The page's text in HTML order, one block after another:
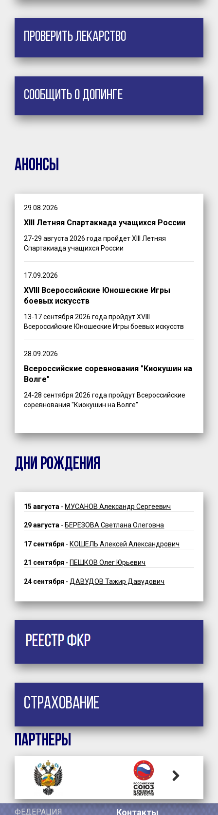
Проверить лекарство
Сообщить о допинге
Анонсы
29.08.2026
XIII Летняя Спартакиада учащихся России
27-29 августа 2026 года пройдет XIII Летняя
Спартакиада учащихся России
17.09.2026
XVIII Всероссийские Юношеские Игры
боевых искусств
13-17 сентября 2026 года пройдут XVIII
Всероссийские Юношеские Игры боевых искусств
28.09.2026
Всероссийские соревнования "Киокушин на
Волге"
24-28 сентября 2026 года пройдут Всероссийские
соревнования "Киокушин на Волге"
ДНИ РОЖДЕНИЯ
15 августа - МУСАНОВ Александр Сергеевич
29 августа - БЕРЕЗОВА Светлана Олеговна
17 сентября - КОШЕЛЬ Алексей Александрович
21 сентября - ПЕШКОВ Олег Юрьевич
24 сентября - ДАВУДОВ Тажир Давудович
Страхование
Партнеры
ФЕДЕРАЦИЯ Контакты